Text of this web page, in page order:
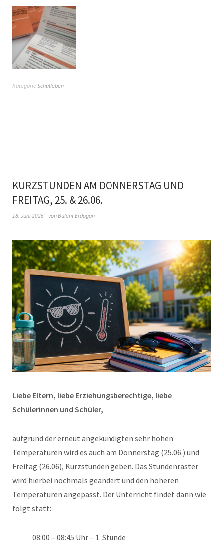
Kategorie Schulleben
KURZSTUNDEN AM DONNERSTAG UND
FREITAG, 25. & 26.06.
18. Juni 2026 vonBülent Erdogan
Liebe Eltern, liebe Erziehungsberechtige, liebe
Schülerinnen und Schüler,
aufgrund der erneut angekündigten sehr hohen
Temperaturen wird es auch am Donnerstag (25.06.) und
Freitag (26.06), Kurzstunden geben. Das Stundenraster
wird hierbei nochmals geändert und den höheren
Temperaturen angepasst. Der Unterricht findet dann wie
folgt statt:
08:00 – 08:45 Uhr – 1. Stunde